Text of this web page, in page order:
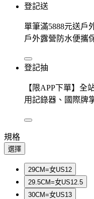
登記送
單筆滿5888元送戶
戶外露營防水便攜
登記抽
【限APP下單】全
用記錄器、國際牌
規格
選擇
29CM=女US12
29.5CM=女US12.5
30CM=女US13